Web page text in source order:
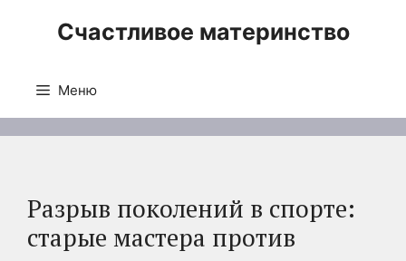
Счастливое материнство
Меню
Разрыв поколений в спорте:
старые мастера против